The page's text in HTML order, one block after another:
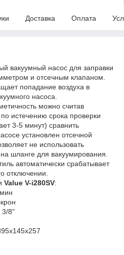
Доставка Оплата
вакуумный насос для заправки
и отсечным клапаном.
попадание воздуха в
насоса.
можно считав
истечению срока проверки
3-5 минут) сравнить
установлен отсечной
не использовать
шланге для вакуумирования.
автоматически срабатывает
отключении.
Value V-i280SV:
3/8"